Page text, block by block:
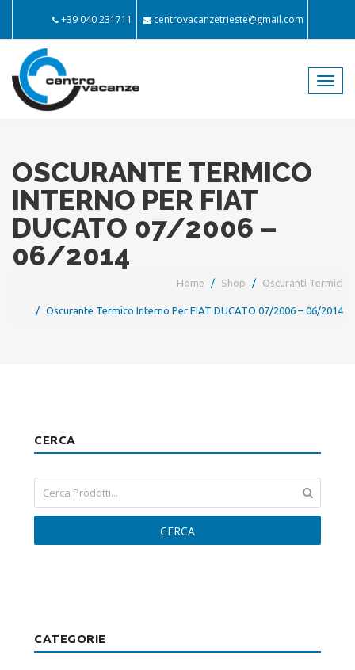
+39 040 231711 centrovacanzetrieste@gmail.com
OSCURANTE TERMICO
INTERNO PER FIAT
DUCATO 07/2006 –
06/2014
Home Shop Oscuranti Termici
Oscurante Termico Interno Per FIAT DUCATO 07/2006 – 06/2014
CERCA
CERCA
CATEGORIE